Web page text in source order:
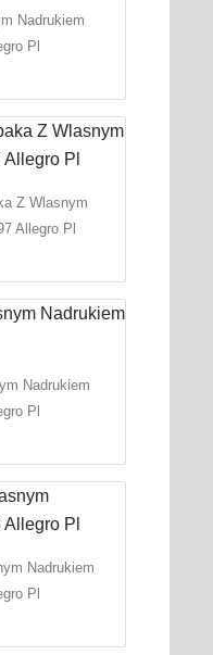
Nadrukiem
Pl
Z Wlasnym
Allegro Pl
Nadrukiem
Pl
Nadrukiem
Pl